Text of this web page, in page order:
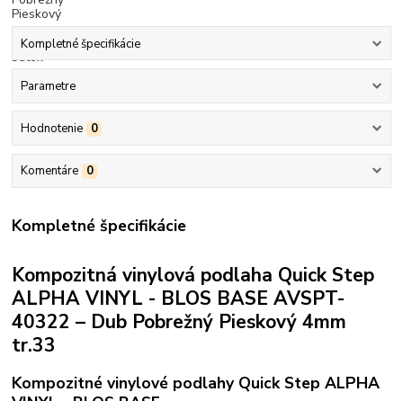
Kompletné špecifikácie
Parametre
Hodnotenie 0
Komentáre 0
Kompletné špecifikácie
Kompozitná vinylová podlaha Quick Step
ALPHA VINYL - BLOS BASE AVSPT-
40322 – Dub Pobrežný Pieskový 4mm
tr.33
Kompozitné vinylové podlahy Quick Step ALPHA